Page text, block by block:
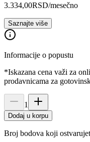
3.334,00RSD/mesečno
Saznajte više
Informacije o popustu
*Iskazana cena važi za
prodavnicama za
1
Dodaj u korpu
Broj bodova koji